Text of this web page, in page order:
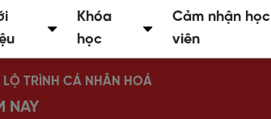
Khóa
học
Cảm nhận học
viên
LỘ TRÌNH CÁ NHÂN HOÁ
NAY